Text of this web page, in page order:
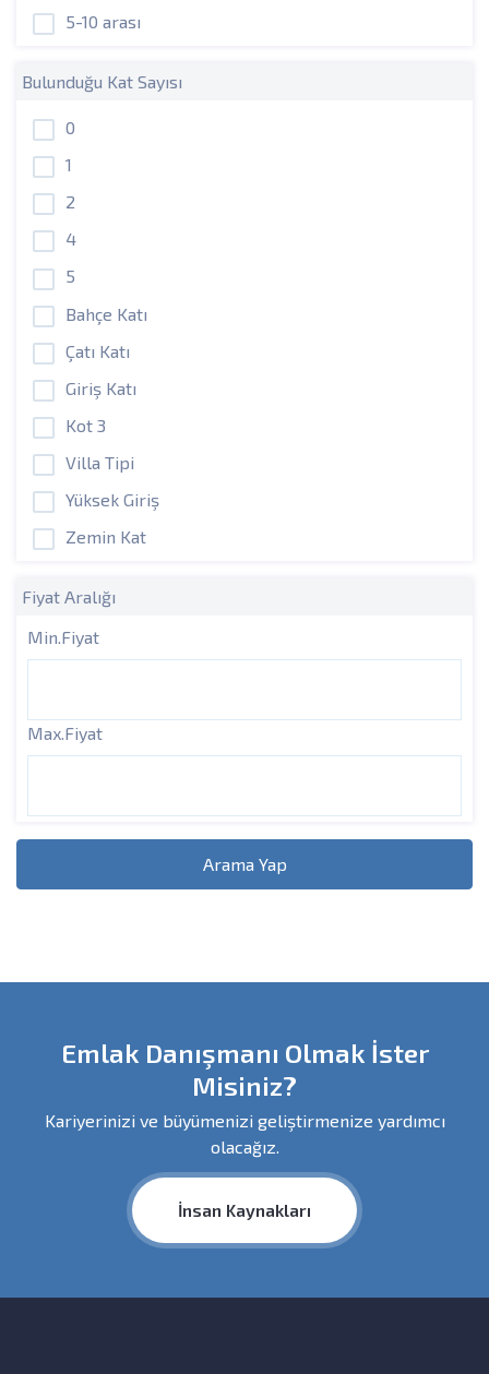
5-10 arası
Bulunduğu Kat Sayısı
0
1
2
4
5
Bahçe Katı
Çatı Katı
Giriş Katı
Kot 3
Villa Tipi
Yüksek Giriş
Zemin Kat
Fiyat Aralığı
Min.Fiyat
Max.Fiyat
Arama Yap
Emlak Danışmanı Olmak İster
Misiniz?
Kariyerinizi ve büyümenizi geliştirmenize yardımcı
olacağız.
İnsan Kaynakları